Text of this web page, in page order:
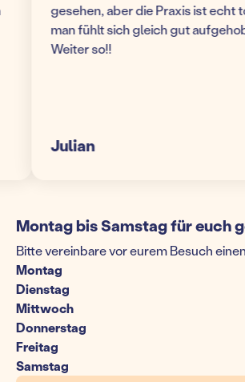
gesehen, aber die Praxis ist echt toll -
man fühlt sich gleich gut aufgehoben!
Weiter so!!
Julian
Montag bis Samstag für euch
Bitte vereinbare vor eurem Besuch
Montag
Dienstag
Mittwoch
Donnerstag
Freitag
Samstag